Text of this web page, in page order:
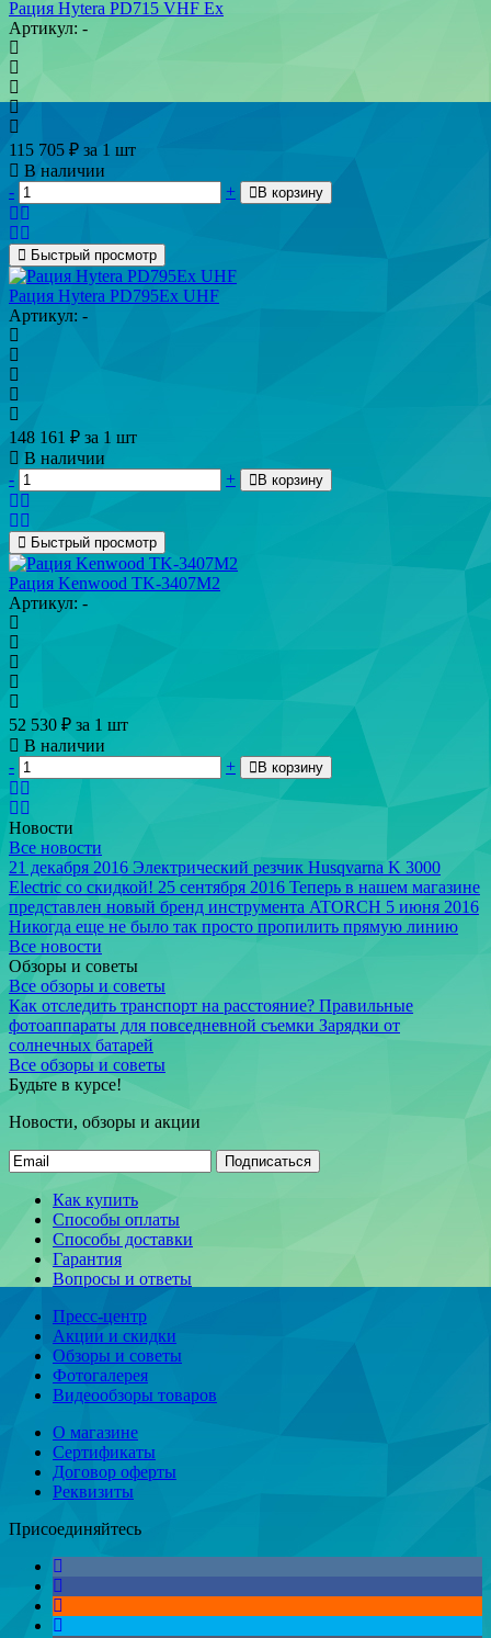
Рация Hytera PD715 VHF Ex
Артикул: -
115 705 ₽ за 1 шт
В наличии
-
+ В корзину
Быстрый просмотр
Рация Hytera PD795Ex UHF
Артикул: -
148 161 ₽ за 1 шт
В наличии
-
+ В корзину
Быстрый просмотр
Рация Kenwood TK-3407M2
Артикул: -
52 530 ₽ за 1 шт
В наличии
-
+ В корзину
Новости
Все новости
21 декабря 2016 Электрический резчик Husqvarna K 3000
Electric со скидкой! 25 сентября 2016 Теперь в нашем магазине
представлен новый бренд инструмента ATORCH 5 июня 2016
Никогда еще не было так просто пропилить прямую линию
Все новости
Обзоры и советы
Все обзоры и советы
Как отследить транспорт на расстояние? Правильные
фотоаппараты для повседневной съемки Зарядки от
солнечных батарей
Все обзоры и советы
Будьте в курсе!
Новости, обзоры и акции
Подписаться
Как купить
Способы оплаты
Способы доставки
Гарантия
Вопросы и ответы
Пресс-центр
Акции и скидки
Обзоры и советы
Фотогалерея
Видеообзоры товаров
О магазине
Сертификаты
Договор оферты
Реквизиты
Присоединяйтесь